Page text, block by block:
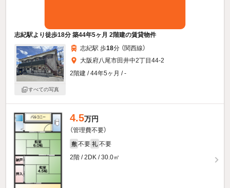
志紀駅より徒歩18分 築44年5ヶ月 2階建の賃貸物件
すべての写真
志紀駅 歩18分 （関西線）
大阪府八尾市田井中2丁目44-2
2階建 / 44年5ヶ月 / -
4.5万円
（管理費不要）
敷 不要 礼 不要
2階 / 2DK / 30.0㎡